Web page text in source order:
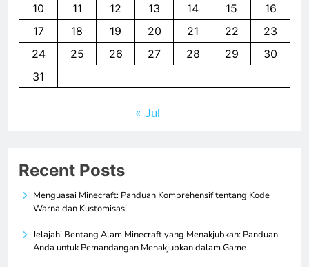
10
11 12 13 14 15
16
17
18 19 20 21 22
23
24
25 26 27 28 29
30
31
« Jul
Recent Posts
Menguasai Minecraft: Panduan Komprehensif tentang Kode
Warna dan Kustomisasi
Jelajahi Bentang Alam Minecraft yang Menakjubkan: Panduan
Anda untuk Pemandangan Menakjubkan dalam Game